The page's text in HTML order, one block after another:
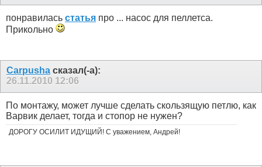
понравилась статья про ... насос для пеллетса.
Прикольно
Carpusha сказал(-а):
26.11.2010 12:06
По монтажу, может лучше сделать скользящую петлю, как
Варвик делает, тогда и стопор не нужен?
ДОРОГУ ОСИЛИТ ИДУЩИЙ! С уважением, Андрей!